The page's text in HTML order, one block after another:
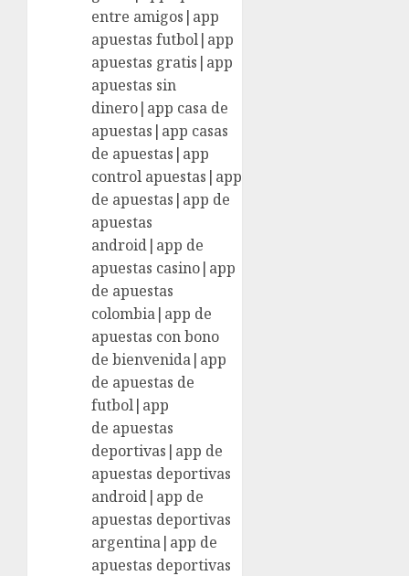
entre amigos|app
apuestas futbol|app
apuestas gratis|app
apuestas sin
dinero|app casa de
apuestas|app casas
de apuestas|app
control apuestas|app
de apuestas|app de
apuestas
android|app de
apuestas casino|app
de apuestas
colombia|app de
apuestas con bono
de bienvenida|app
de apuestas de
futbol|app
de apuestas
deportivas|app de
apuestas deportivas
android|app de
apuestas deportivas
argentina|app de
apuestas deportivas